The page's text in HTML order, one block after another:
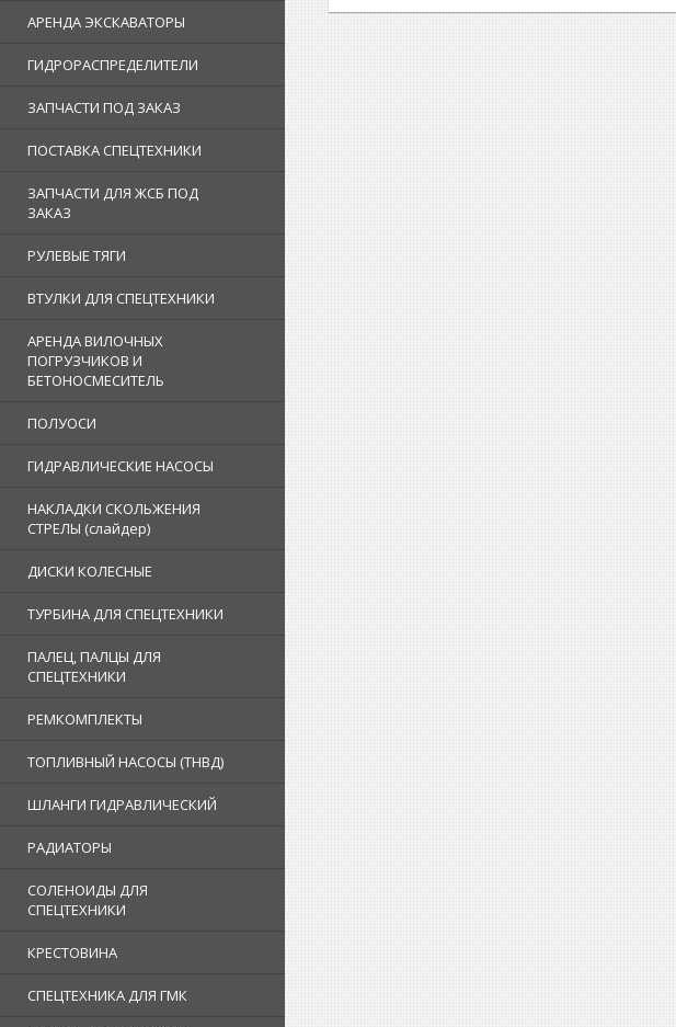
АРЕНДА ЭКСКАВАТОРЫ
ГИДРОРАСПРЕДЕЛИТЕЛИ
ЗАПЧАСТИ ПОД ЗАКАЗ
ПОСТАВКА СПЕЦТЕХНИКИ
ЗАПЧАСТИ ДЛЯ ЖСБ ПОД
ЗАКАЗ
РУЛЕВЫЕ ТЯГИ
ВТУЛКИ ДЛЯ СПЕЦТЕХНИКИ
АРЕНДА ВИЛОЧНЫХ
ПОГРУЗЧИКОВ И
БЕТОНОСМЕСИТЕЛЬ
ПОЛУОСИ
ГИДРАВЛИЧЕСКИЕ НАСОСЫ
НАКЛАДКИ СКОЛЬЖЕНИЯ
СТРЕЛЫ (слайдер)
ДИСКИ КОЛЕСНЫЕ
ТУРБИНА ДЛЯ СПЕЦТЕХНИКИ
ПАЛЕЦ, ПАЛЦЫ ДЛЯ
СПЕЦТЕХНИКИ
РЕМКОМПЛЕКТЫ
ТОПЛИВНЫЙ НАСОСЫ (ТНВД)
ШЛАНГИ ГИДРАВЛИЧЕСКИЙ
РАДИАТОРЫ
СОЛЕНОИДЫ ДЛЯ
СПЕЦТЕХНИКИ
КРЕСТОВИНА
СПЕЦТЕХНИКА ДЛЯ ГМК